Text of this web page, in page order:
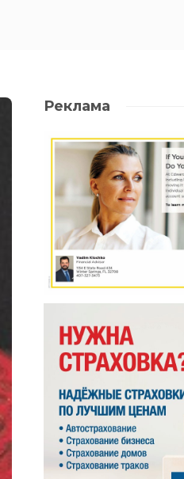
Реклама